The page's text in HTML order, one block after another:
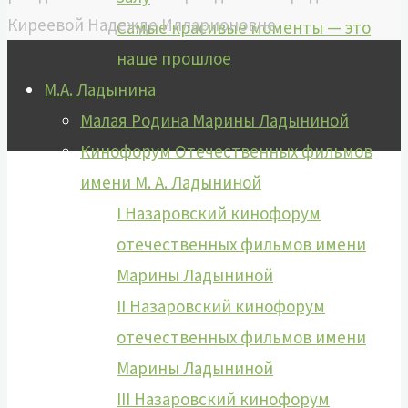
Самые красивые моменты — это
наше прошлое
М.А. Ладынина
Малая Родина Марины Ладыниной
Кинофорум Отечественных фильмов
имени М. А. Ладыниной
I Назаровский кинофорум
отечественных фильмов имени
Марины Ладыниной
II Назаровский кинофорум
отечественных фильмов имени
Марины Ладыниной
III Назаровский кинофорум
Киреевой Надежде Илларионовне.